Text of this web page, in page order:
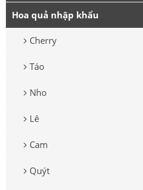
Hoa quả nhập khẩu
Cherry
Táo
Nho
Lê
Cam
Quýt